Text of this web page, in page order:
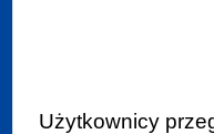
Użytkownicy